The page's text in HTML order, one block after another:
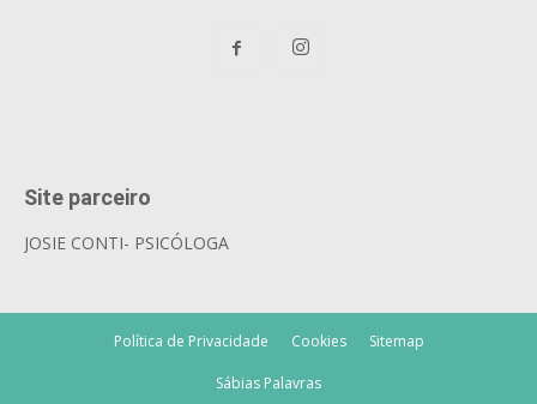
Site parceiro
JOSIE CONTI- PSICÓLOGA
Política de Privacidade Cookies Sitemap
Sábias Palavras